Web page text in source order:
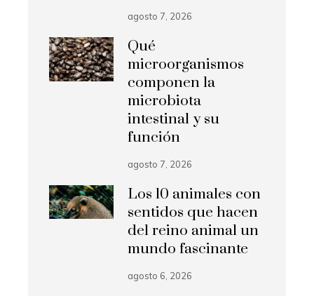
agosto 7, 2026
Qué
microorganismos
componen la
microbiota
intestinal y su
función
agosto 7, 2026
Los 10 animales con
sentidos que hacen
del reino animal un
mundo fascinante
agosto 6, 2026